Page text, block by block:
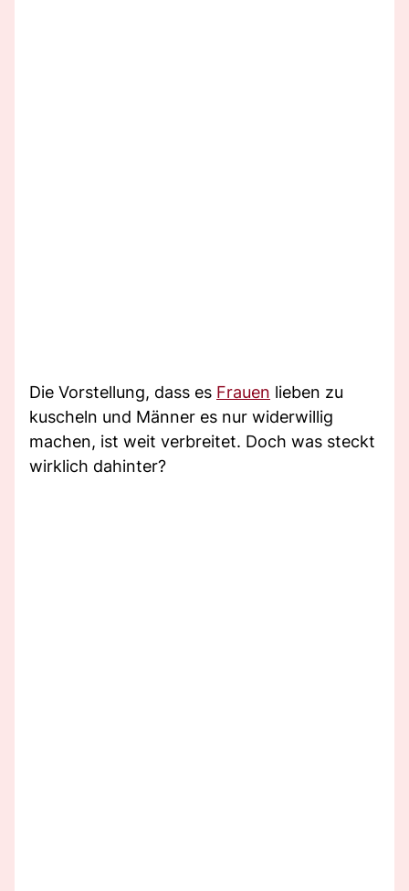
Die Vorstellung, dass es Frauen lieben zu
kuscheln und Männer es nur widerwillig
machen, ist weit verbreitet. Doch was steckt
wirklich dahinter?